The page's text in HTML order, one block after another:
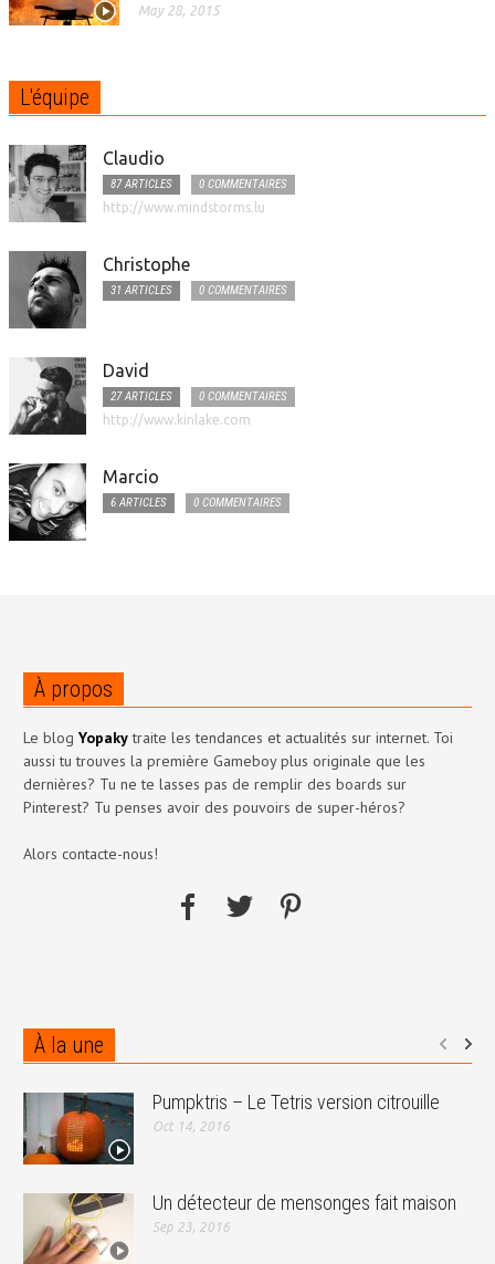
May 28, 2015
L'équipe
Claudio
87 ARTICLES
0 COMMENTAIRES
http://www.mindstorms.lu
Christophe
31 ARTICLES 0 COMMENTAIRES
David
27 ARTICLES
0 COMMENTAIRES
http://www.kinlake.com
Marcio
6 ARTICLES 0 COMMENTAIRES
À propos
Le blog Yopakytraite les tendances et actualités sur internet. Toi
aussi tu trouves la première Gameboy plus originale que les
dernières? Tu ne te lasses pas de remplir des boards sur
Pinterest? Tu penses avoir des pouvoirs de super-héros?
Alors contacte-nous!
À la une
Pumpktris – Le Tetris version citrouille
Oct 14, 2016
Un détecteur de mensonges fait maison
Sep 23, 2016